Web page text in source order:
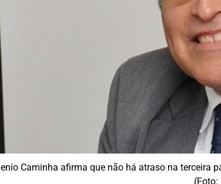
Caminha afirma que não há atraso na terceira
(Foto: